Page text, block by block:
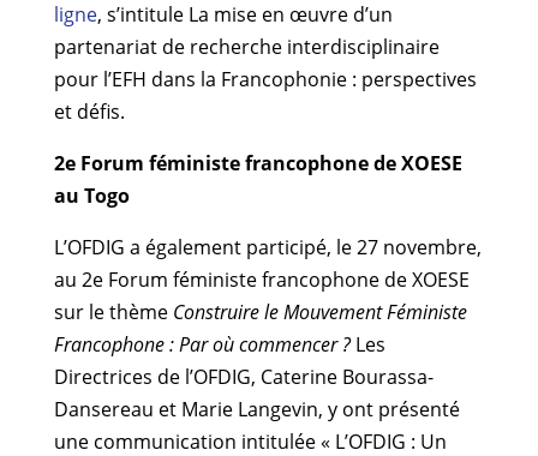
ligne, s’intitule La mise en œuvre d’un
partenariat de recherche interdisciplinaire
pour l’EFH dans la Francophonie : perspectives
et défis.
2e Forum féministe francophone de XOESE
au Togo
L’OFDIG a également participé, le 27 novembre,
au 2e Forum féministe francophone de XOESE
sur le thème Construire le Mouvement Féministe
Francophone : Par où commencer ?Les
Directrices de l’OFDIG, Caterine Bourassa-
Dansereau et Marie Langevin, y ont présenté
une communication intitulée « L’OFDIG : Un